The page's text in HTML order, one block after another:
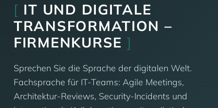
[ IT UND DIGITALE
TRANSFORMATION –
FIRMENKURSE ]
Sprechen Sie die Sprache der digitalen Welt.
Fachsprache für IT-Teams: Agile Meetings,
Architektur-Reviews, Security-Incidents und